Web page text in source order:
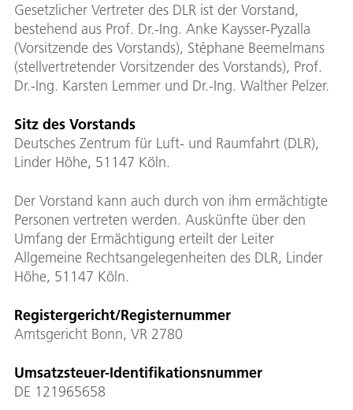
Gesetzlicher Vertreter des DLR ist der Vorstand,
bestehend aus Prof. Dr.-Ing. Anke Kaysser-Pyzalla
(Vorsitzende des Vorstands), Stéphane Beemelmans
(stellvertretender Vorsitzender des Vorstands), Prof.
Dr.-Ing. Karsten Lemmer und Dr.-Ing. Walther Pelzer.
Sitz des Vorstands
Deutsches Zentrum für Luft- und Raumfahrt (DLR),
Linder Höhe, 51147 Köln.
Der Vorstand kann auch durch von ihm ermächtigte
Personen vertreten werden. Auskünfte über den
Umfang der Ermächtigung erteilt der Leiter
Allgemeine Rechtsangelegenheiten des DLR, Linder
Höhe, 51147 Köln.
Registergericht/Registernummer
Amtsgericht Bonn, VR 2780
Umsatzsteuer-Identifikationsnummer
DE 121965658